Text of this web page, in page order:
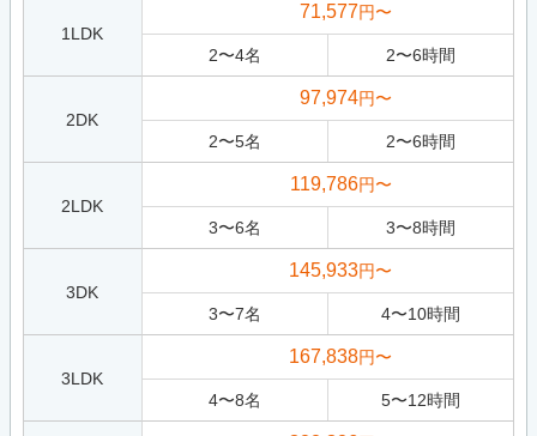
1LDK
71,577円〜
2〜4名 2〜6時間
2DK
97,974円〜
2〜5名 2〜6時間
2LDK
119,786円〜
3〜6名 3〜8時間
3DK
145,933円〜
3〜7名 4〜10時間
3LDK
167,838円〜
4〜8名 5〜12時間